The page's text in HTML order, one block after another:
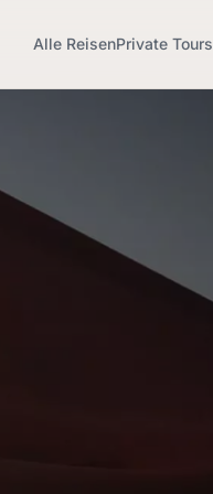
Alle ReisenPrivate Tours